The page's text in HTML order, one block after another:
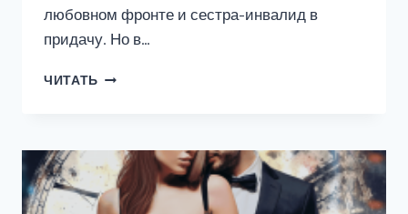
любовном фронте и сестра-инвалид в
придачу. Но в…
ЧИТАТЬ ВОРОЖЕЙ
КРОВИ